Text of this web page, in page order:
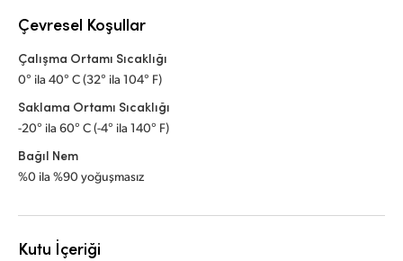
Çevresel Koşullar
Çalışma Ortamı Sıcaklığı
0° ila 40° C (32° ila 104° F)
Saklama Ortamı Sıcaklığı
-20° ila 60° C (-4° ila 140° F)
Bağıl Nem
%0 ila %90 yoğuşmasız
Kutu İçeriği